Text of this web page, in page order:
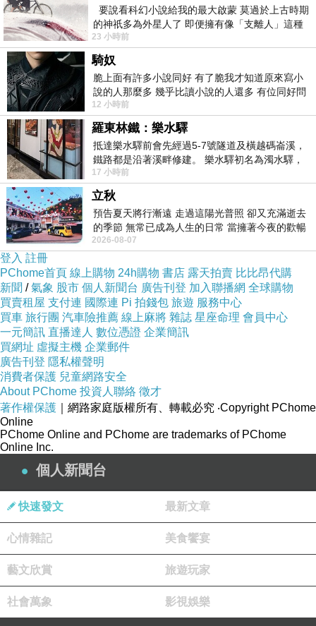
商品訊息簡述:
品牌PROBOX
長度200CM
材質PC, ABS
產地
台灣
保固1年
EVERCOOL勁冷超頻家族 6公分渦輪系統風扇
EC6015HH12BA-B
HUAWEI 華為 原廠5V-1A旅充頭 + 充電傳輸線
要說看科幻小說給我的最大啟蒙 莫過於上古時期
的神祇多為外星人了 即便擁有像「支離人」這種
驚世駭俗的神通法門 也未必讀
23 小時前
騎奴
脆上面有許多小說同好 有了脆我才知道原來寫小
說的人那麼多 幾乎比讀小說的人還多 有位同好問
了一個問題 她說為什麼高中文學獎的
12 小時前
羅東林鐵：樂水驛
抵達樂水驛前會先經過5-7號隧道及橫越碼崙溪，
鐵路都是沿著溪畔修建。 樂水驛初名為濁水驛，
但因與臺鐵集集線車站同名，於1953
17 小時前
立秋
預告夏天將行漸遠 走過這陽光普照 卻又充滿逝去
的季節 無常已成為人生的日常 當擁著今夜的歡暢
舒心 轉眼驟成昨日 而明晨 太陽
2026-08-07
登入 註冊
PChome首頁 線上購物 24h購物 書店 露天拍賣 比比昂代購
新聞 /氣象 股市 個人新聞台 廣告刊登 加入聯播網 全球購物
買賣租屋 支付連 國際連 Pi 拍錢包 旅遊 服務中心
買車 旅行團 汽車險推薦 線上麻將 雜誌 星座命理 會員中心
一元簡訊 直播達人 數位憑證 企業簡訊
買網址 虛擬主機 企業郵件
廣告刊登 隱私權聲明
消費者保護 兒童網路安全
About PChome 投資人聯絡 徵才
著作權保護 ｜網路家庭版權所有、轉載必究 ‧Copyright PChome
Online
PChome Online and PChome are trademarks of PChome
Online Inc.
個人新聞台
快速發文 最新文章
心情雜記 美食饗宴
藝文欣賞 旅遊玩家
社會萬象 影視娛樂